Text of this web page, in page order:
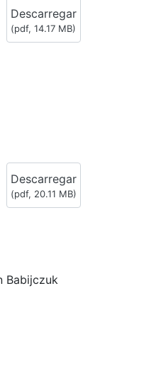
Descarregar
(pdf, 14.17 MB)
Descarregar
(pdf, 20.11 MB)
Babijczuk